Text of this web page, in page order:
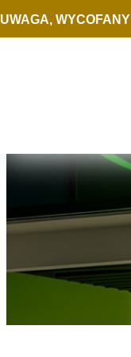
Idź do treści
UWAGA,